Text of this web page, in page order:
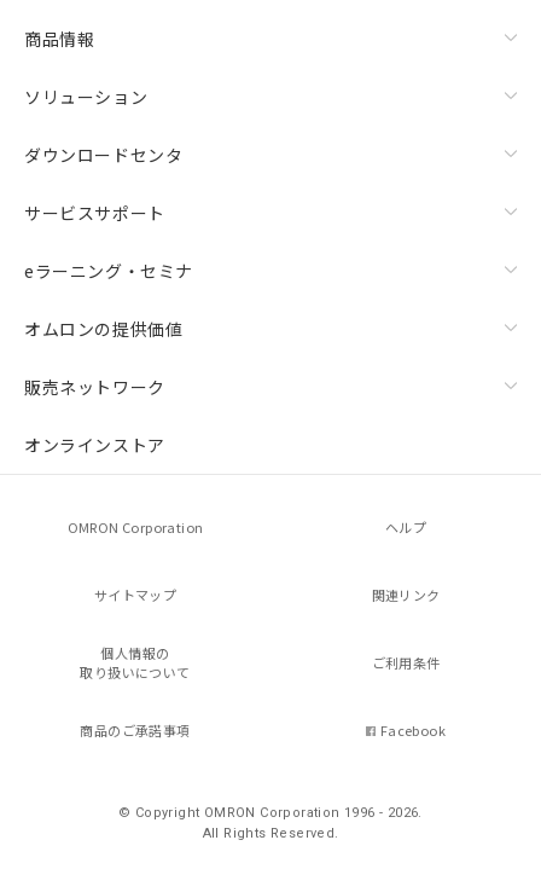
商品情報
ソリューション
ダウンロードセンタ
サービスサポート
eラーニング・セミナ
オムロンの提供価値
販売ネットワーク
オンラインストア
OMRON Corporation ヘルプ
サイトマップ 関連リンク
個人情報の
取り扱いについて
ご利用条件
商品のご承諾事項 Facebook
© Copyright OMRON Corporation 1996 - 2026.
All Rights Reserved.